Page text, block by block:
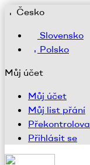
Česko
Slovensko
Polsko
Můj účet
Můj účet
Můj list přání
Přihlásit se